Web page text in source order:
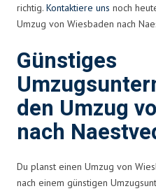
richtig. Kontaktiere uns noch
Umzug von Wiesbaden nach
Günstiges
den Umzug
nach
Du planst einen Umzug von
nach einem günstigen